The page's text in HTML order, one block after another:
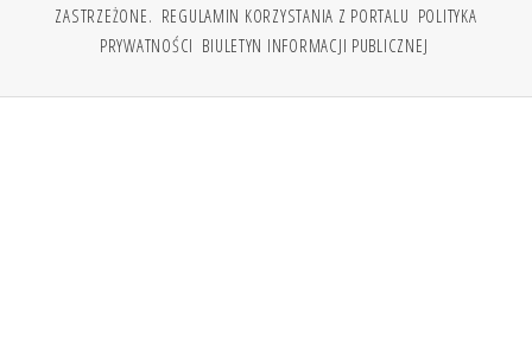
ZASTRZEŻONE. REGULAMIN KORZYSTANIA Z PORTALU POLITYKA
PRYWATNOŚCI BIULETYN INFORMACJI PUBLICZNEJ